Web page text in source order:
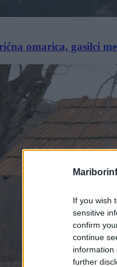
If you wish
sensitive
confirm
continue
information
further
omarica, gasilci